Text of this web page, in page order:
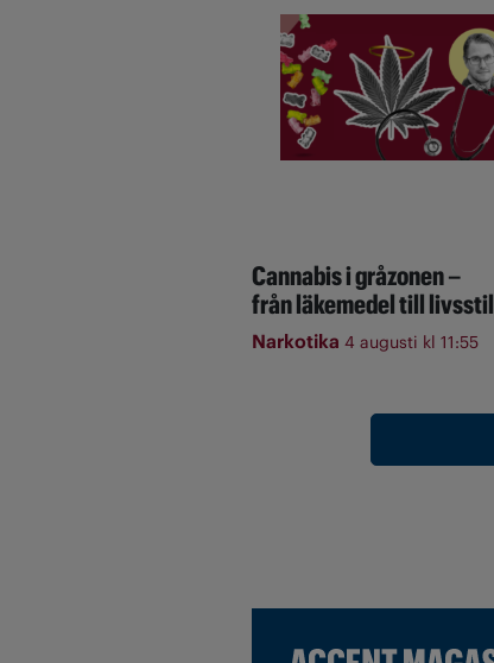
Cannabis i gråzonen –
från läkemedel till livsstil
Narkotika 4 augusti kl 11:55